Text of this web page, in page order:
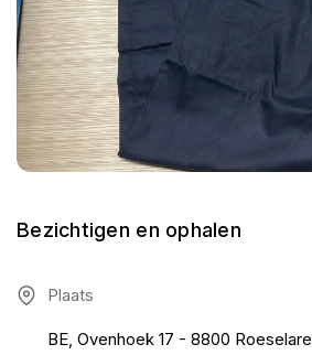
Bezichtigen en ophalen
Plaats
BE, Ovenhoek 17 - 8800 Roeselare